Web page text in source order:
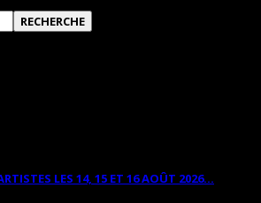
LES 14, 15 ET 16 AOÛT 2026...